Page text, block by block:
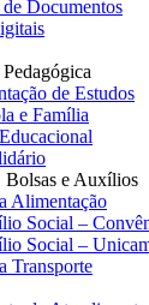
Documentos
de Estudos
e Família
Bolsas e Auxílios
Alimentação
Social –
Social –
Transporte